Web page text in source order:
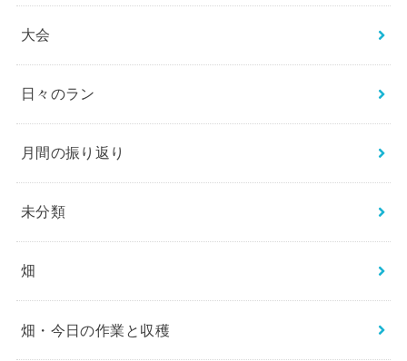
大会
日々のラン
月間の振り返り
未分類
畑
畑・今日の作業と収穫